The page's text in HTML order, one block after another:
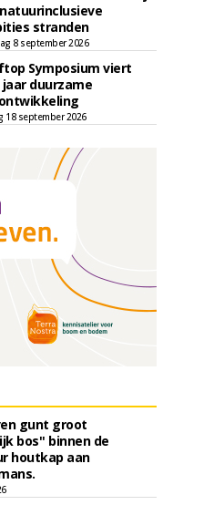
stranden
8 september 2026
Symposium viert
duurzame
18 september 2026
gunt groot
bos'' binnen de
houtkap aan